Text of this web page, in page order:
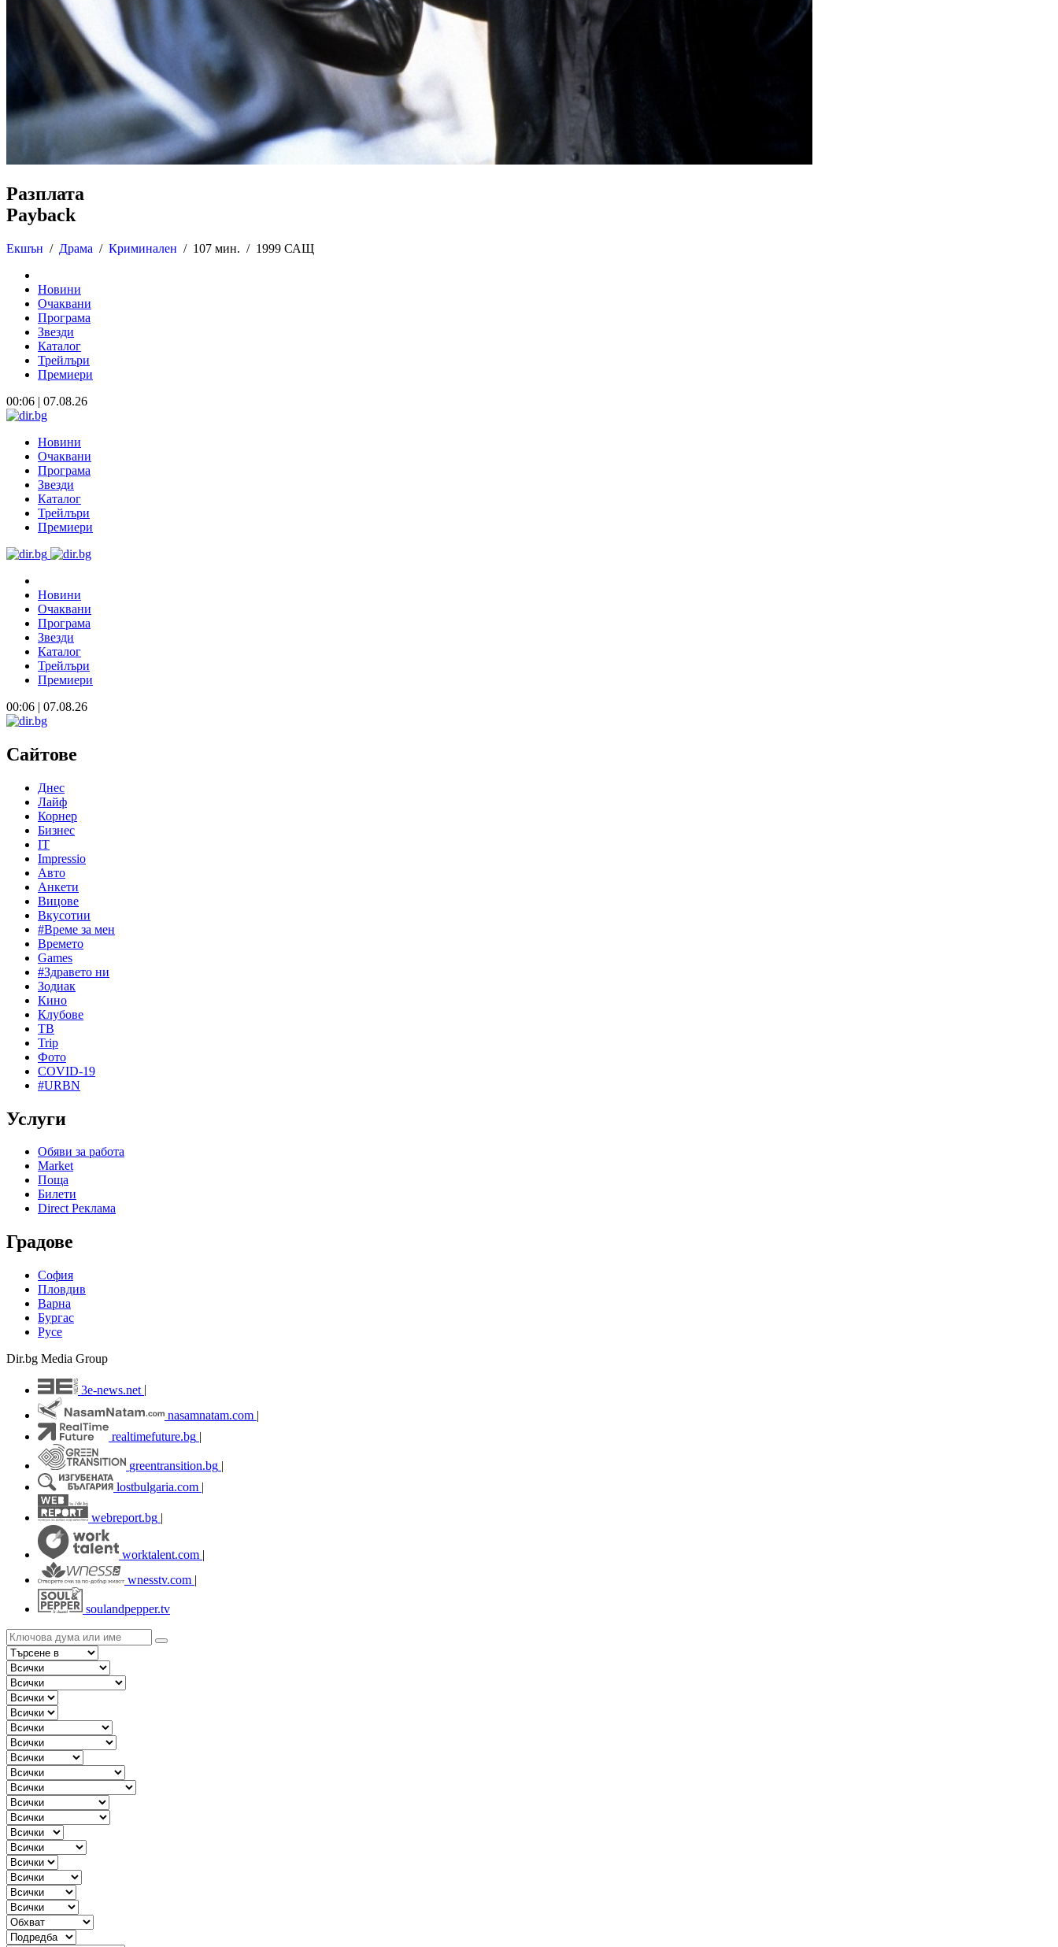
Разплата
Payback
Екшън / Драма / Криминален / 107 мин. / 1999 САЩ
Новини
Очаквани
Програма
Звезди
Каталог
Трейлъри
Премиери
00:06 | 07.08.26
Новини
Очаквани
Програма
Звезди
Каталог
Трейлъри
Премиери
Новини
Очаквани
Програма
Звезди
Каталог
Трейлъри
Премиери
00:06 | 07.08.26
Сайтове
Днес
Лайф
Корнер
Бизнес
IT
Impressio
Авто
Анкети
Вицове
Вкусотии
#Време за мен
Времето
Games
#Здравето ни
Зодиак
Кино
Клубове
ТВ
Trip
Фото
COVID-19
#URBN
Услуги
Обяви за работа
Market
Поща
Билети
Direct Реклама
Градове
София
Пловдив
Варна
Бургас
Русе
Dir.bg Media Group
3e-news.net
nasamnatam.com |
realtimefuture.bg |
greentransition.bg |
lostbulgaria.com |
webreport.bg |
worktalent.com |
wnesstv.com |
soulandpepper.tv